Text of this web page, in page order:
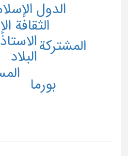
الاستاذ
البلاد
الثقافة
الدول
المشترکة
بورما